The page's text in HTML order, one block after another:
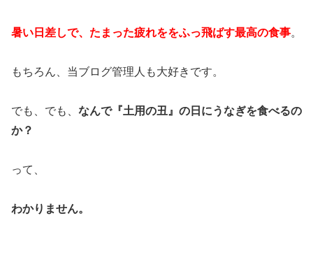
暑い日差しで、たまった疲れををふっ飛ばす最高の食事。
もちろん、当ブログ管理人も大好きです。
でも、でも、 なんで『土用の丑』の日にうなぎを食べるの
か？
って、
わかりません。